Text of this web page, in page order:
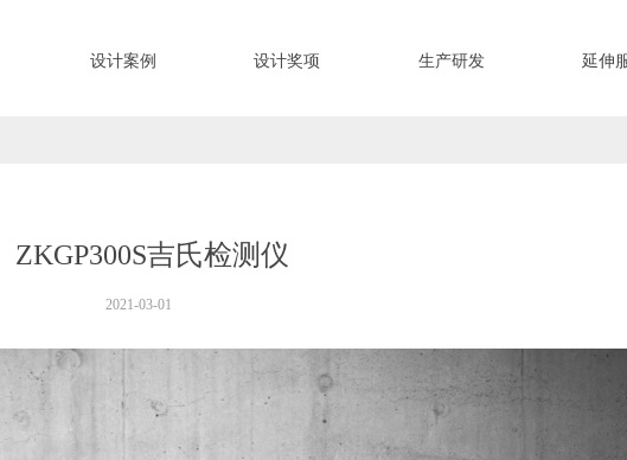
设计案例 设计奖项 生产研发 延伸
ZKGP300S吉氏检测仪
2021-03-01